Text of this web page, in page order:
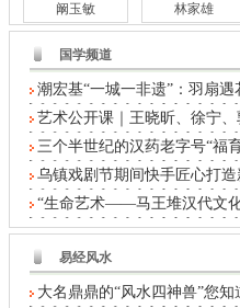
阚玉敏 林家雄
国学频道
潮宏基“一城一非遗”：羽扇遇
艺术公开课｜王晓昕、徐宁
三个半世纪的汉药老字号“福
乌镇戏剧节期间快手匠心打
“生命艺术——马王堆汉代文
易经风水
大名鼎鼎的“风水四神兽”您知